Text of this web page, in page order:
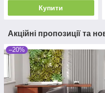
Купити
Акційні пропозиції та
–20%